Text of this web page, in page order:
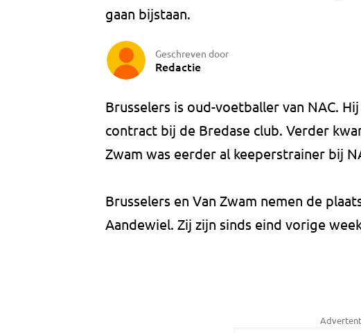
gaan bijstaan.
Geschreven door
Redactie
Brusselers is oud-voetballer van NAC.
contract bij de Bredase club. Verder
Zwam was eerder al keeperstrainer bij
Brusselers en Van Zwam nemen de
Aandewiel. Zij zijn sinds eind vorige